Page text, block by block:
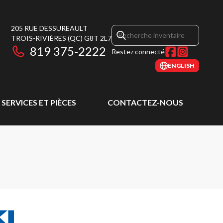
205 RUE DESSUREAULT
TROIS-RIVIÈRES (QC) G8T 2L7
819 375-2222 Restez connecté
ENGLISH
SERVICES ET PIÈCES CONTACTEZ-NOUS